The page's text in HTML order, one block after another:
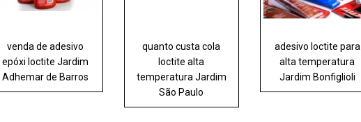
venda de adesivo
epóxi loctite Jardim
Adhemar de Barros
quanto custa cola
loctite alta
temperatura Jardim
São Paulo
adesivo loctite para
alta temperatura
Jardim Bonfiglioli